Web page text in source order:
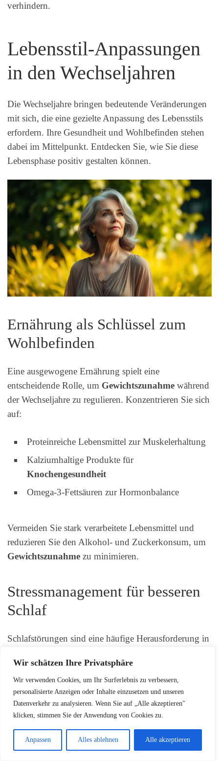
Wir schätzen Ihre Privatsphäre
Wir verwenden Cookies, um Ihr Surferlebnis zu verbessern,
personalisierte Anzeigen oder Inhalte einzusetzen und unseren
Datenverkehr zu analysieren. Wenn Sie auf „Alle akzeptieren"
klicken, stimmen Sie der Anwendung von Cookies zu.
Anpassen Alles ablehnen Alle akzeptieren
verhindern.
Lebensstil-Anpassungen
in den Wechseljahren
Die Wechseljahre bringen bedeutende Veränderungen
mit sich, die eine gezielte Anpassung des Lebensstils
erfordern. Ihre Gesundheit und Wohlbefinden stehen
dabei im Mittelpunkt. Entdecken Sie, wie Sie diese
Lebensphase positiv gestalten können.
Ernährung als Schlüssel zum
Wohlbefinden
Eine ausgewogene Ernährung spielt eine
entscheidende Rolle, um Gewichtszunahme während
der Wechseljahre zu regulieren. Konzentrieren Sie sich
auf:
Proteinreiche Lebensmittel zur Muskelerhaltung
Kalziumhaltige Produkte für
Knochengesundheit
Omega-3-Fettsäuren zur Hormonbalance
Vermeiden Sie stark verarbeitete Lebensmittel und
reduzieren Sie den Alkohol- und Zuckerkonsum, um
Gewichtszunahme zu minimieren.
Stressmanagement für besseren
Schlaf
Schlafstörungen sind eine häufige Herausforderung in
Strategien zur Stressbewältigung:
Regelmäßige Meditation
Sanfte Bewegungsübungen wie Yoga
Abendliche Entspannungsroutinen